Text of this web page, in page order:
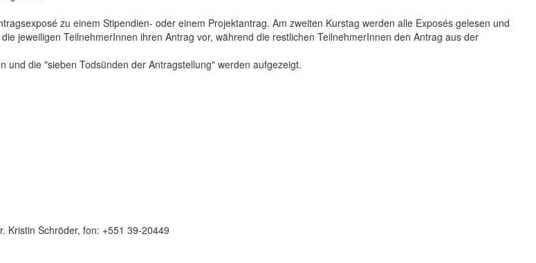
zu einem Stipendien- oder einem Projektantrag. Am zweiten Kurstag werden alle Exposés gelesen und
jeweiligen TeilnehmerInnen ihren Antrag vor, während die restlichen TeilnehmerInnen den Antrag aus der
die "sieben Todsünden der Antragstellung" werden aufgezeigt.
Kristin Schröder, fon: +551 39-20449